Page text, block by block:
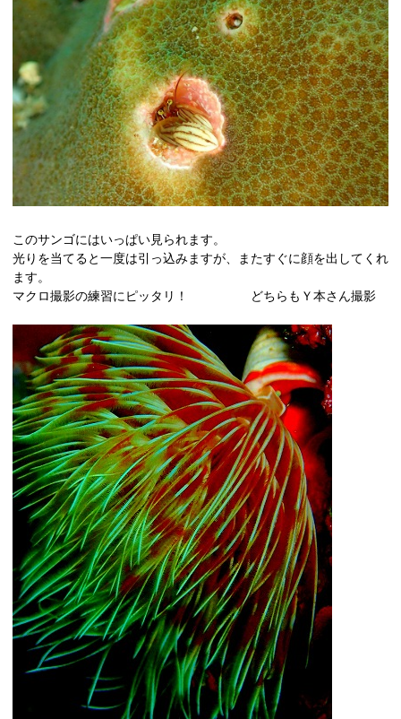
このサンゴにはいっぱい見られます。
光りを当てると一度は引っ込みますが、またすぐに顔を出してくれ
ます。
マクロ撮影の練習にピッタリ！ どちらもＹ本さん撮影